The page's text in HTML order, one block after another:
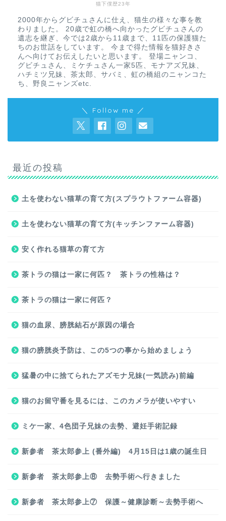
猫下僕歴23年
2000年からグビチュさんに仕え、猫生の様々な事を教
わりました。 20歳で虹の橋へ向かったグビチュさんの
遺志を継ぎ、今では2歳から11歳まで、11匹の保護猫た
ちのお世話をしています。 今まで得た情報を猫好きさ
んへ向けてお伝えしたいと思います。 登場ニャンコ、
グビチュさん、ミケチュさん一家5匹、モナアズ兄妹、
ハチミツ兄妹、茶太郎、サバミ、虹の橋組のニャンコた
ち、野良ニャンズetc.
＼ Follow me ／
最近の投稿
土を使わない猫草の育て方(スプラウトファーム容器)
土を使わない猫草の育て方(キッチンファーム容器)
安く作れる猫草の育て方
茶トラの猫は一家に何匹？ 茶トラの性格は？
茶トラの猫は一家に何匹？
猫の血尿、膀胱結石が原因の場合
猫の膀胱炎予防は、この5つの事から始めましょう
猛暑の中に捨てられたアズモナ兄妹(一気読み)前編
猫のお留守番を見るには、このカメラが使いやすい
ミケ一家、4色団子兄妹の去勢、避妊手術記録
新参者 茶太郎参上 (番外編) 4月15日は1歳の誕生日
新参者 茶太郎参上⑧ 去勢手術へ行きました
新参者 茶太郎参上⑦ 保護～健康診断～去勢手術へ